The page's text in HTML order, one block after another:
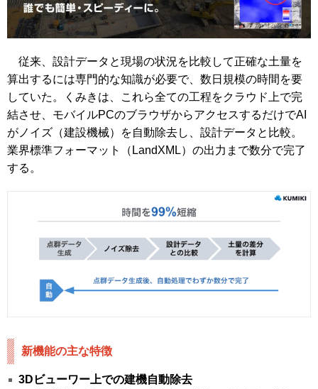
従来、設計データと現場の状況を比較して正確な土量を
算出するには専門的な知識が必要で、数日規模の時間を要
していた。くみきは、これら全ての工程をクラウド上で完
結させ、モバイルPCのブラウザからアクセスするだけでAI
がノイズ（建設機械）を自動除去し、設計データと比較。
業界標準フォーマット（LandXML）の出力まで数分で完了
する。
新機能の主な特徴
3Dビューワー上での建機自動除去